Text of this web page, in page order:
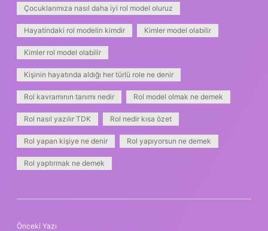
Çocuklarımıza nasıl daha iyi rol model oluruz
Hayatindaki rol modelin kimdir Kimler model olabilir
Kimler rol model olabilir
Kişinin hayatında aldığı her türlü role ne denir
Rol kavramının tanımı nedir Rol model olmak ne demek
Rol nasıl yazılır TDK Rol nedir kısa özet
Rol yapan kişiye ne denir Rol yapıyorsun ne demek
Rol yaptırmak ne demek
Önceki Yazı